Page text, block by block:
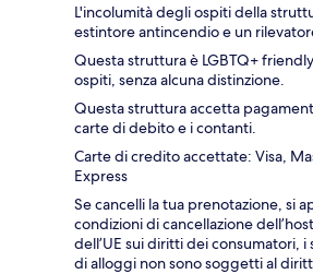
L'incolumità degli ospiti della
estintore antincendio e un
Questa struttura è LGBTQ+
ospiti, senza alcuna distinzione.
Questa struttura accetta
carte di debito e i contanti.
Carte di credito accettate: Visa,
Express
Se cancelli la tua prenotazione, si
condizioni di cancellazione
dell’UE sui diritti dei consumatori,
di alloggi non sono soggetti al